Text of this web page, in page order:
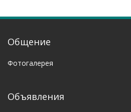
Общение
Фотогалерея
Объявления